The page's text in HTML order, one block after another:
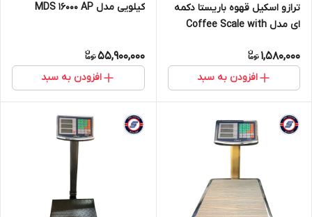
ترازو اسکیل قهوه باریستا دکمه
ای مدل Coffee Scale with
1,580,000
افزودن به سبد
کیلویی مدل MDS 16000 AP
55,900,000
افزودن به سبد